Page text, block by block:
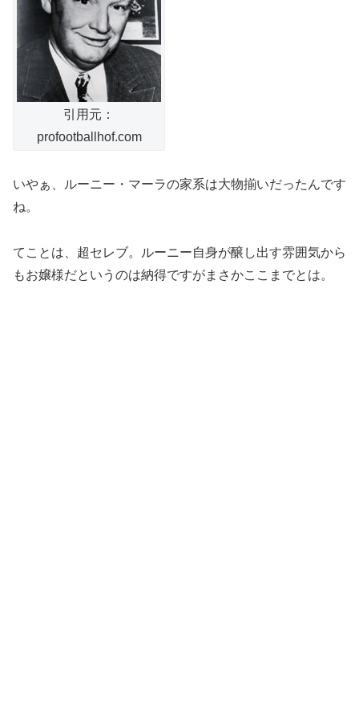
引用元：
profootballhof.com
いやぁ、ルーニー・マーラの家系は大物揃いだったんです
ね。
てことは、超セレブ。ルーニー自身が醸し出す雰囲気から
もお嬢様だというのは納得ですがまさかここまでとは。